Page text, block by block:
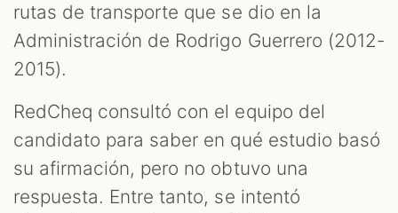
rutas de transporte que se dio en la
Administración de Rodrigo Guerrero (2012-
2015).
RedCheq consultó con el equipo del
candidato para saber en qué estudio basó
su afirmación, pero no obtuvo una
respuesta. Entre tanto, se intentó